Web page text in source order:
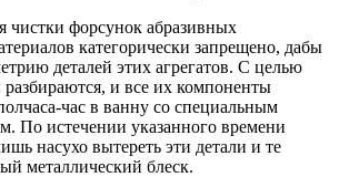
чистки форсунок абразивных
категорически запрещено, дабы
деталей этих агрегатов. С целью
и все их компоненты
час в ванну со специальным
По истечении указанного времени
насухо вытереть эти детали и те
металлический блеск.